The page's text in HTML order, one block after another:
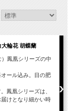
輪花 胡蝶蘭
鳳凰シリーズの中
ール込み。目の肥
鳳凰シリーズは、
けとなり細かい時